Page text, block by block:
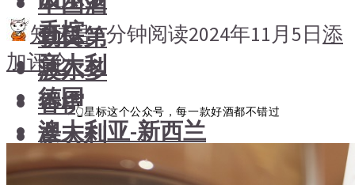
香槟
意大利
德国
澳大利亚-新西兰
日本清酒
勃艮第
波尔多
香槟
意大利
德国
知味君1 分钟阅读2024年11月5日添
加评论
👆星标这个公众号，每一款好酒都不错过